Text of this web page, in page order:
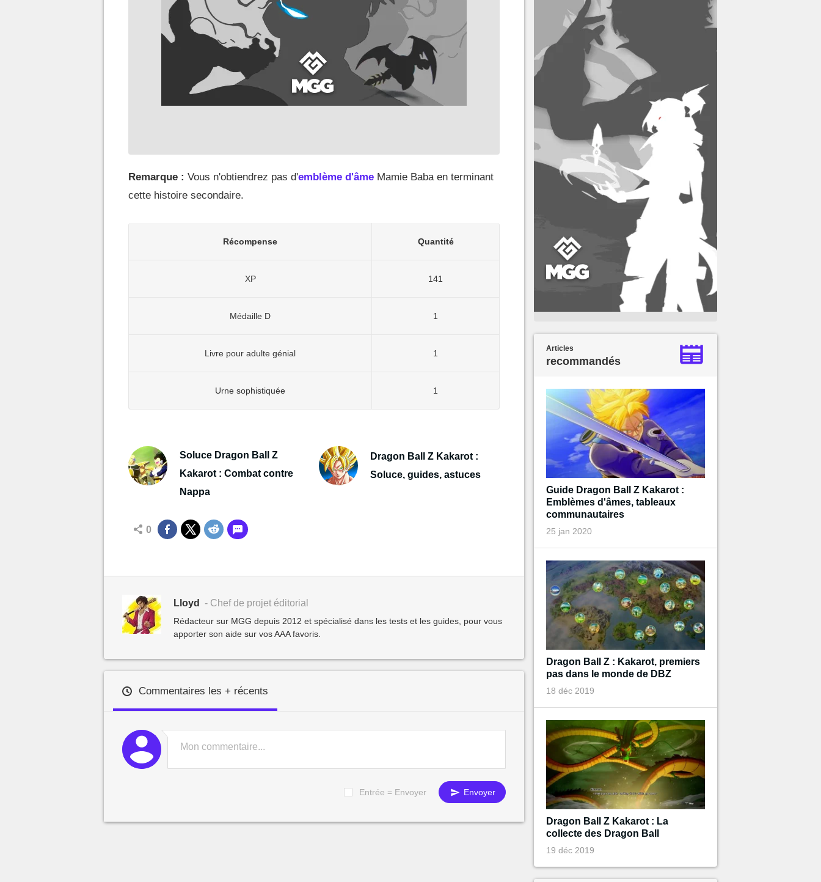
Remarque : Vous n'obtiendrez pas d'emblème d'âme Mamie Baba en terminant
cette histoire secondaire.
Récompense Quantité
XP 141
Médaille D 1
Livre pour adulte génial 1
Urne sophistiquée 1
Soluce Dragon Ball Z
Kakarot : Combat contre
Nappa
Dragon Ball Z Kakarot :
Soluce, guides, astuces
0
Lloyd - Chef de projet éditorial
Rédacteur sur MGG depuis 2012 et spécialisé dans les tests et les guides, pour vous
apporter son aide sur vos AAA favoris.
Commentaires les + récents
Entrée = Envoyer Envoyer
Articles
recommandés
Guide Dragon Ball Z Kakarot :
Emblèmes d'âmes, tableaux
communautaires
25 jan 2020
Dragon Ball Z : Kakarot, premiers
pas dans le monde de DBZ
18 déc 2019
Dragon Ball Z Kakarot : La
collecte des Dragon Ball
19 déc 2019